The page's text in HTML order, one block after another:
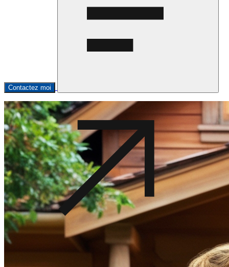
Contactez moi